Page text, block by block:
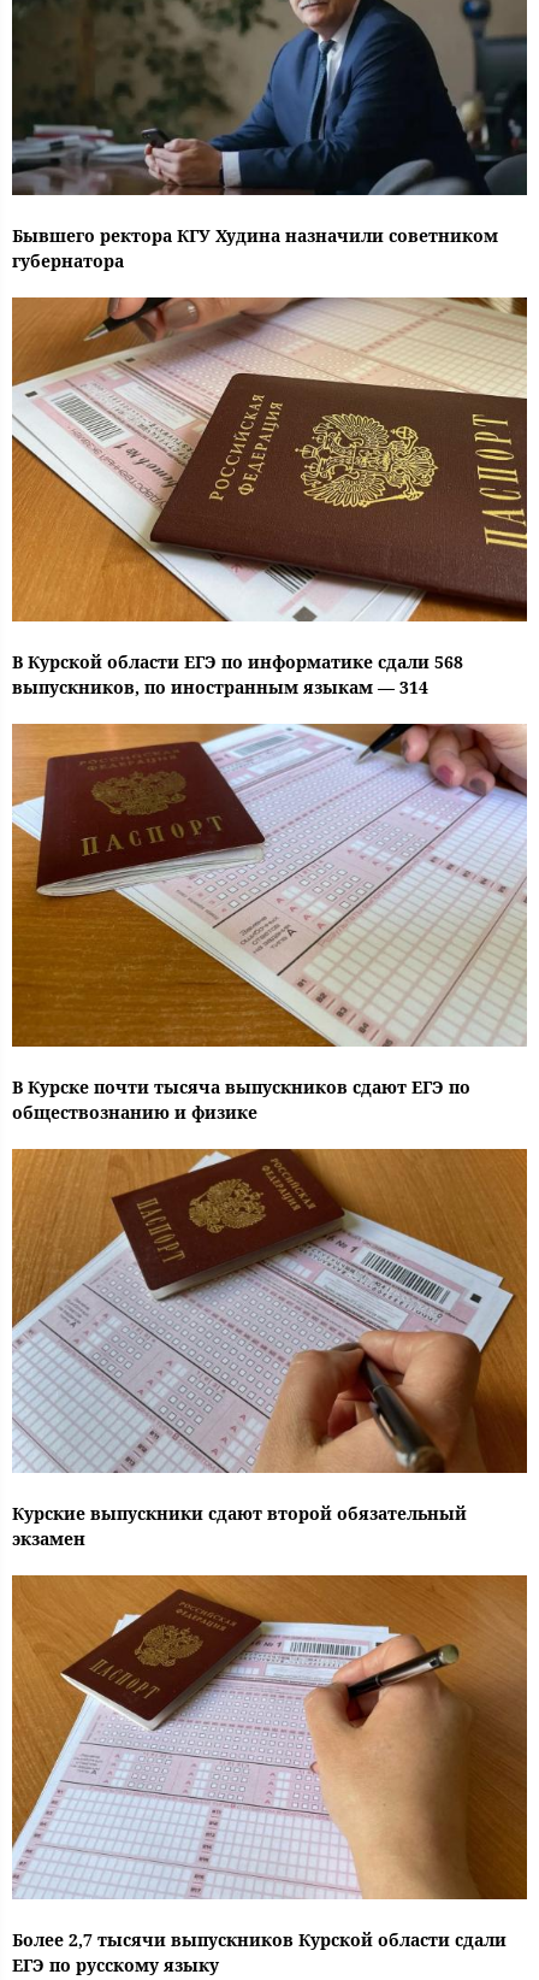
Бывшего ректора КГУ Худина назначили советником
губернатора
В Курской области ЕГЭ по информатике сдали 568
выпускников, по иностранным языкам — 314
В Курске почти тысяча выпускников сдают ЕГЭ по
обществознанию и физике
Курские выпускники сдают второй обязательный
экзамен
Более 2,7 тысячи выпускников Курской области сдали
ЕГЭ по русскому языку